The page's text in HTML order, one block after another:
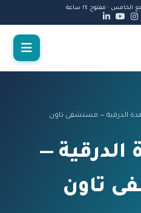
· مفتوح ٢٤ ساعة
الدرقية — مستشفى تاون
الدرقية —
تاون